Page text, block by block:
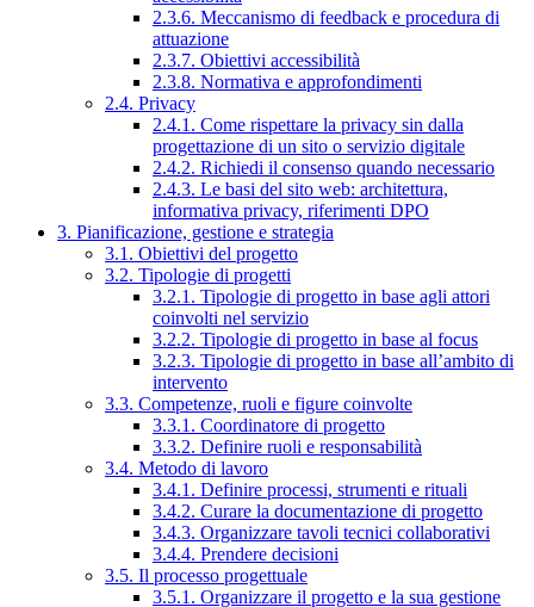
2.3.6. Meccanismo di feedback e procedura di
attuazione
2.3.7. Obiettivi accessibilità
2.3.8. Normativa e approfondimenti
2.4. Privacy
2.4.1. Come rispettare la privacy sin dalla
progettazione di un sito o servizio digitale
2.4.2. Richiedi il consenso quando necessario
2.4.3. Le basi del sito web: architettura,
informativa privacy, riferimenti DPO
3. Pianificazione, gestione e strategia
3.1. Obiettivi del progetto
3.2. Tipologie di progetti
3.2.1. Tipologie di progetto in base agli attori
coinvolti nel servizio
3.2.2. Tipologie di progetto in base al focus
3.2.3. Tipologie di progetto in base all’ambito di
intervento
3.3. Competenze, ruoli e figure coinvolte
3.3.1. Coordinatore di progetto
3.3.2. Definire ruoli e responsabilità
3.4. Metodo di lavoro
3.4.1. Definire processi, strumenti e rituali
3.4.2. Curare la documentazione di progetto
3.4.3. Organizzare tavoli tecnici collaborativi
3.4.4. Prendere decisioni
3.5. Il processo progettuale
3.5.1. Organizzare il progetto e la sua gestione